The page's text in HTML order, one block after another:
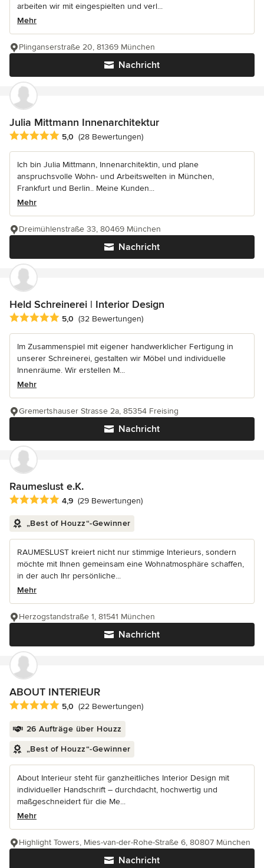
arbeiten wir mit eingespielten und verl...
Mehr
Nachricht
Plinganserstraße 20, 81369 München
Julia Mittmann Innenarchitektur
Durchschnittliche Bewertung: 5 von 5 Sternen
5,0 (28 Bewertungen)
Ich bin Julia Mittmann, Innenarchitektin, und plane
anspruchsvolle Wohn- und Arbeitswelten in München,
Frankfurt und Berlin.. Meine Kunden...
Mehr
Nachricht
Dreimühlenstraße 33, 80469 München
Held Schreinerei | Interior Design
Durchschnittliche Bewertung: 5 von 5 Sternen
5,0 (32 Bewertungen)
Im Zusammenspiel mit eigener handwerklicher Fertigung in
unserer Schreinerei, gestalten wir Möbel und individuelle
Innenräume. Wir erstellen M...
Mehr
Nachricht
Gremertshauser Strasse 2a, 85354 Freising
Raumeslust e.K.
Durchschnittliche Bewertung: 4.9 von 5 Sternen
4,9 (29 Bewertungen)
„Best of Houzz“-Gewinner
RAUMESLUST kreiert nicht nur stimmige Interieurs, sondern
möchte mit Ihnen gemeinsam eine Wohnatmosphäre schaffen,
in der auch Ihr persönliche...
Mehr
Nachricht
Herzogstandstraße 1, 81541 München
ABOUT INTERIEUR
Durchschnittliche Bewertung: 5 von 5 Sternen
5,0 (22 Bewertungen)
26 Aufträge über Houzz
„Best of Houzz“-Gewinner
About Interieur steht für ganzheitliches Interior Design mit
individueller Handschrift – durchdacht, hochwertig und
maßgeschneidert für die Me...
Mehr
Nachricht
Highlight Towers, Mies-van-der-Rohe-Straße 6, 80807 München